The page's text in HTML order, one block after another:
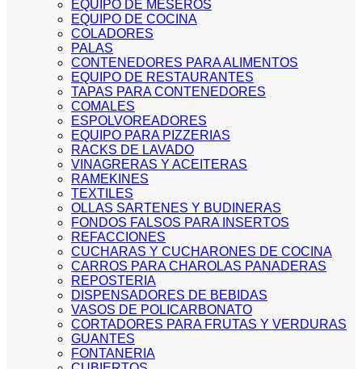
EQUIPO DE MESEROS
EQUIPO DE COCINA
COLADORES
PALAS
CONTENEDORES PARA ALIMENTOS
EQUIPO DE RESTAURANTES
TAPAS PARA CONTENEDORES
COMALES
ESPOLVOREADORES
EQUIPO PARA PIZZERIAS
RACKS DE LAVADO
VINAGRERAS Y ACEITERAS
RAMEKINES
TEXTILES
OLLAS SARTENES Y BUDINERAS
FONDOS FALSOS PARA INSERTOS
REFACCIONES
CUCHARAS Y CUCHARONES DE COCINA
CARROS PARA CHAROLAS PANADERAS
REPOSTERIA
DISPENSADORES DE BEBIDAS
VASOS DE POLICARBONATO
CORTADORES PARA FRUTAS Y VERDURAS
GUANTES
FONTANERIA